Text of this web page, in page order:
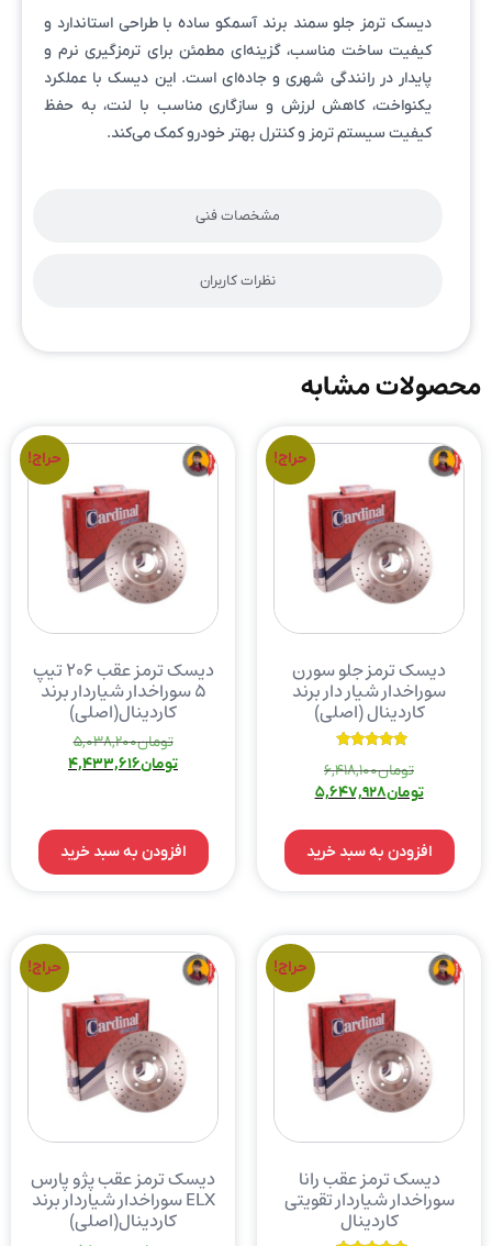
مشخصات فنی
نظرات کاربران
دیسک ترمز جلو سمند برند آسمکو ساده با طراحی استاندارد و
کیفیت ساخت مناسب، گزینه‌ای مطمئن برای ترمزگیری نرم و
پایدار در رانندگی شهری و جاده‌ای است. این دیسک با عملکرد
یکنواخت، کاهش لرزش و سازگاری مناسب با لنت، به حفظ
کیفیت سیستم ترمز و کنترل بهتر خودرو کمک می‌کند.
محصولات مشابه
حراج!
دیسک ترمز جلو سورن
سوراخدار شیار دار برند
کاردینال (اصلی)
5.00
از 5
تومان6,418,100
تومان5,647,928
افزودن به سبد خرید
حراج!
دیسک ترمز عقب ۲۰۶ تیپ
۵ سوراخدار شیاردار برند
کاردینال(اصلی)
تومان5,038,200
تومان4,433,616
افزودن به سبد خرید
حراج!
دیسک ترمز عقب رانا
سوراخدار شیاردار تقویتی
کاردینال
حراج!
دیسک ترمز عقب پژو پارس
ELX سوراخدار شیاردار برند
کاردینال(اصلی)